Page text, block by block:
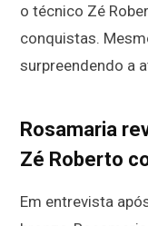
o técnico Zé
conquistas.
surpreendendo a
Rosamaria
Zé Roberto
Em entrevista